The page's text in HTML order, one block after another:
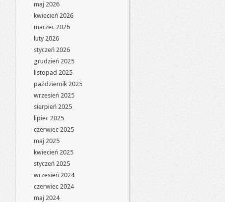
maj 2026
kwiecień 2026
marzec 2026
luty 2026
styczeń 2026
grudzień 2025
listopad 2025
październik 2025
wrzesień 2025
sierpień 2025
lipiec 2025
czerwiec 2025
maj 2025
kwiecień 2025
styczeń 2025
wrzesień 2024
czerwiec 2024
maj 2024